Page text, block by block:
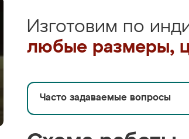
Изготовим по
любые размеры,
Часто задаваемые вопросы